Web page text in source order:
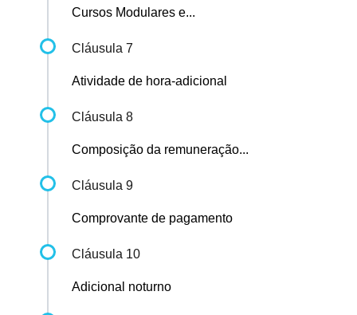
Cursos Modulares e...
Cláusula 7
Atividade de hora-adicional
Cláusula 8
Composição da remuneração...
Cláusula 9
Comprovante de pagamento
Cláusula 10
Adicional noturno